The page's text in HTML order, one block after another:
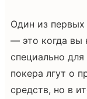
Один из первых
— это когда вы
специально
покера лгут о
средств, но в